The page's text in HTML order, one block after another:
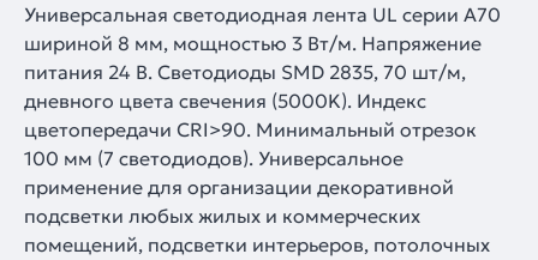
Универсальная светодиодная лента UL серии A70
шириной 8 мм, мощностью 3 Вт/м. Напряжение
питания 24 В. Светодиоды SMD 2835, 70 шт/м,
дневного цвета свечения (5000K). Индекс
цветопередачи CRI>90. Минимальный отрезок
100 мм (7 светодиодов). Универсальное
применение для организации декоративной
подсветки любых жилых и коммерческих
помещений, подсветки интерьеров, потолочных